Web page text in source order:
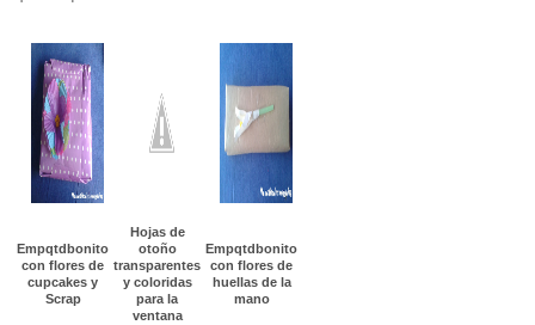
Empqtdbonito
con flores de
cupcakes y
Scrap
Hojas de
otoño
transparentes
y coloridas
para la
ventana
Empqtdbonito
con flores de
huellas de la
mano